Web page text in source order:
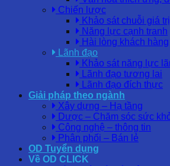
Chiến lược
Khảo sát chuỗi giá trị
Năng lực cạnh tranh
Hài lòng khách hàng
Lãnh đạo
Khảo sát năng lực
Lãnh đạo tương lai
Lãnh đạo đích thực
Giải pháp theo ngành
Xây dựng – Hạ tầng
Dược – Chăm sóc sức
Công nghệ – thông tin
Phân phối – Bán lẻ
OD Tuyển dụng
Về OD CLICK